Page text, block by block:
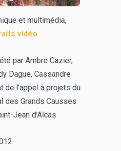
et multimédia,
vidéo
par Ambre Cazier,
Dague, Cassandre
de l’appel à projets du
des Grands Causses
Jean d’Alcas